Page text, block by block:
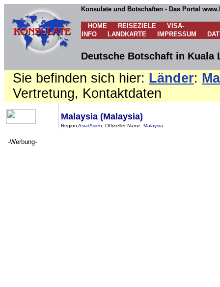
Konsulate und Botschaften - Das Portal
HOME REISEZIELE
VISA-
INFO
LANDKARTE IMPRESSUM
Deutsche Botschaft in Kuala
Sie befinden sich hier: Länder:
Vertretung, Kontaktdaten
Malaysia (Malaysia)
Region Asia/Asien , Offizieller Name: Malaysia
-Werbung-